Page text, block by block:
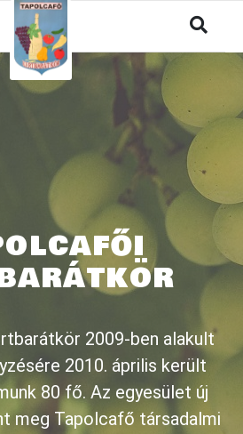
2009-ben alakult
2010. április került
80 fő. Az egyesület új
meg Tapolcafő társadalmi